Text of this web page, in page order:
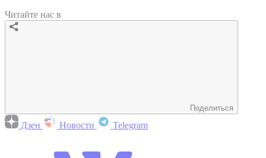
Читайте нас в
Поделиться
Дзен Новости Telegram